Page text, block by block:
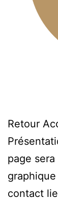
Retour
page
contact